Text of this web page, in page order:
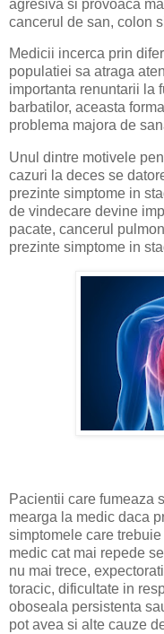
agresiva si provoaca
cancerul de san, colon
Medicii incerca prin
populatiei sa atraga
importanta renuntarii la
barbatilor, aceasta
problema majora de
Unul dintre motivele
cazuri la deces se
prezinte simptome in
de vindecare devine
pacate, cancerul
prezinte simptome in
Pacientii care fumeaza
mearga la medic daca
simptomele care
medic cat mai repede
nu mai trece,
toracic, dificultate in
oboseala persistenta
pot avea si alte cauze